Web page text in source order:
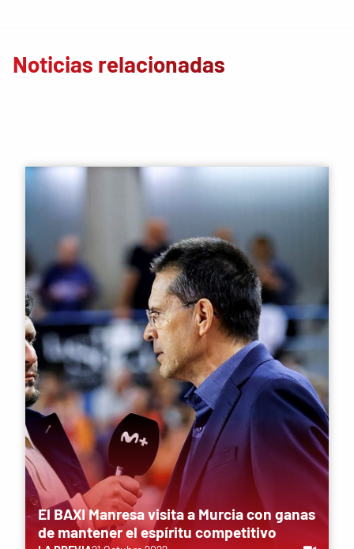
Noticias relacionadas
El BAXI Manresa visita a Murcia con ganas
de mantener el espíritu competitivo